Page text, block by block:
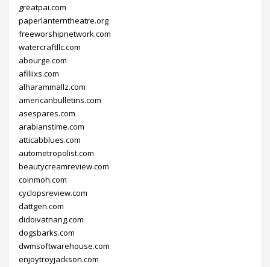
greatpai.com
paperlanterntheatre.org
freeworshipnetwork.com
watercraftllc.com
abourge.com
afiliixs.com
alharammallz.com
americanbulletins.com
asespares.com
arabianstime.com
atticabblues.com
autometropolist.com
beautycreamreview.com
coinmoh.com
cyclopsreview.com
dattgen.com
didoivatnang.com
dogsbarks.com
dwmsoftwarehouse.com
enjoytroyjackson.com